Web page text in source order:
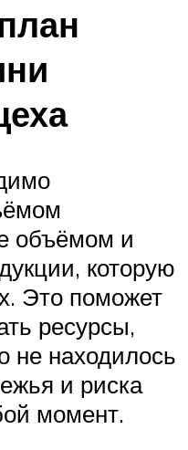
объёмом и
которую
Это поможет
ресурсы,
не находилось
и риска
момент.